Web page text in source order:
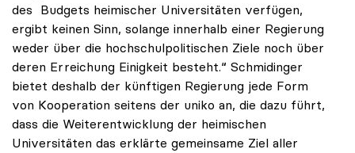
des Budgets heimischer Universitäten verfügen,
ergibt keinen Sinn, solange innerhalb einer Regierung
weder über die hochschulpolitischen Ziele noch über
deren Erreichung Einigkeit besteht.“ Schmidinger
bietet deshalb der künftigen Regierung jede Form
von Kooperation seitens der uniko an, die dazu führt,
dass die Weiterentwicklung der heimischen
Universitäten das erklärte gemeinsame Ziel aller